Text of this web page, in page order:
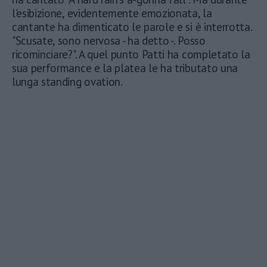
l'esibizione, evidentemente emozionata, la
cantante ha dimenticato le parole e si è interrotta.
"Scusate, sono nervosa - ha detto -. Posso
ricominciare?". A quel punto Patti ha completato la
sua performance e la platea le ha tributato una
lunga standing ovation.